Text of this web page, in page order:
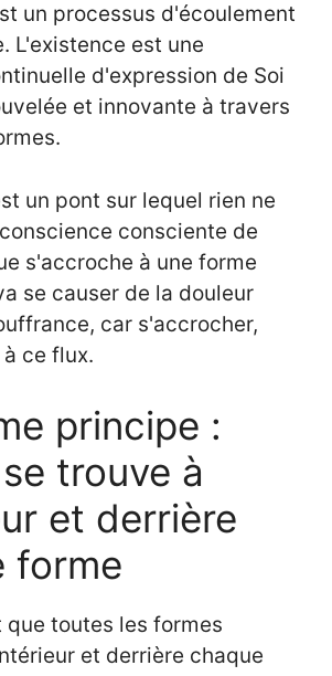
un processus d'écoulement
L'existence est une
d'expression de Soi
et innovante à travers
un pont sur lequel rien ne
consciente de
s'accroche à une forme
se causer de la douleur
car s'accrocher,
ce flux.
principe :
trouve à
et derrière
forme
toutes les formes
et derrière chaque